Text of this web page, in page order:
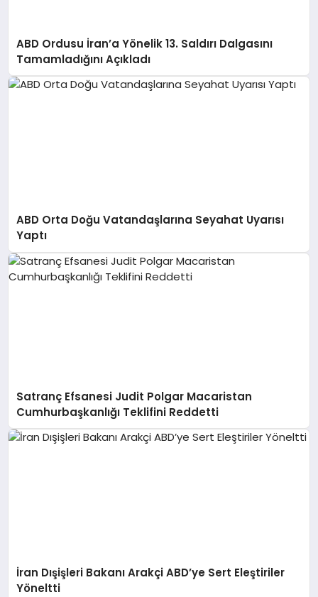
ABD Ordusu İran’a Yönelik 13. Saldırı Dalgasını
Tamamladığını Açıkladı
ABD Orta Doğu Vatandaşlarına Seyahat Uyarısı
Yaptı
Satranç Efsanesi Judit Polgar Macaristan
Cumhurbaşkanlığı Teklifini Reddetti
İran Dışişleri Bakanı Arakçi ABD’ye Sert Eleştiriler
Yöneltti